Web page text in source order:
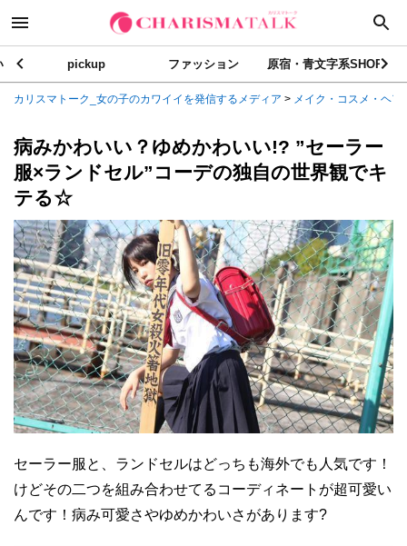
pickup ファッション 原宿・青文字系SHOP
カリスマトーク_女の子のカワイイを発信するメディア > メイク・コスメ・ヘア
病みかわいい？ゆめかわいい!? ”セーラー
服×ランドセル”コーデの独自の世界観でキ
テる☆
セーラー服と、ランドセルはどっちも海外でも人気です！
けどその二つを組み合わせてるコーディネートが超可愛い
んです！病み可愛さやゆめかわいさがあります?